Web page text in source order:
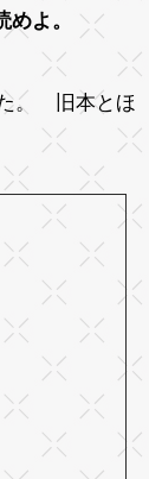
よ。
。 旧本とほ